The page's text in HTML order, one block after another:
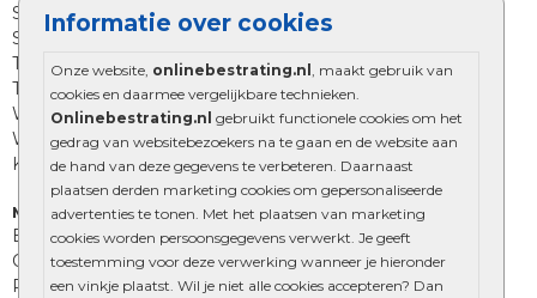
Informatie over cookies
Onze website, onlinebestrating.nl , maakt gebruik van
cookies en daarmee vergelijkbare technieken.
Onlinebestrating.nl gebruikt functionele cookies om het
gedrag van websitebezoekers na te gaan en de website aan
de hand van deze gegevens te verbeteren. Daarnaast
plaatsen derden marketing cookies om gepersonaliseerde
advertenties te tonen. Met het plaatsen van marketing
cookies worden persoonsgegevens verwerkt. Je geeft
toestemming voor deze verwerking wanneer je hieronder
een vinkje plaatst. Wil je niet alle cookies accepteren? Dan
Straatklinkers
Straatstenen
Trommelstenen
Tuinstenen
Waalformaat
Wildverband bestrating
Kingstones
Muurelementen
Betonbielzen
Opsluitbanden
Palissades